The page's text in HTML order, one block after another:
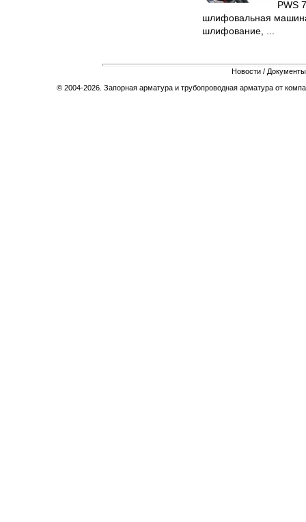
PWS
шлифовальная
шлифование, ...
Новости / Документы
© 2004-2026. Запорная арматура и трубопроводная арматура от